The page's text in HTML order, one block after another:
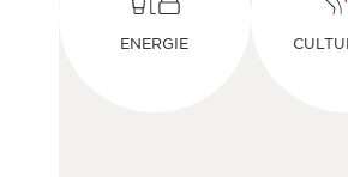
ENERGIE